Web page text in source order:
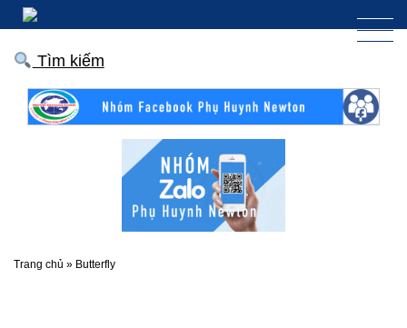
Tìm kiếm
Trang chủ » Butterfly